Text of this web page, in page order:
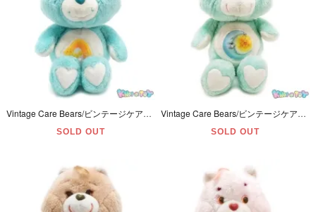
Vintage Care Bears/ビンテージケアベア・ぬいぐるみ・Wish Bear/ウィッシュベア・13inch・1984年・Kenner
SOLD OUT
Vintage Care Bears/ビンテージケアベア・ぬいぐるみ・Bedtime Bear/ベッドタイムベア・13inch・1983年・Kenner
SOLD OUT